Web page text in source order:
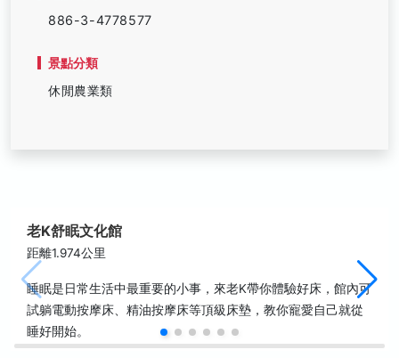
886-3-4778577
景點分類
休閒農業類
老K舒眠文化館
距離1.974公里
睡眠是日常生活中最重要的小事，來老K帶你體驗好床，館內可
試躺電動按摩床、精油按摩床等頂級床墊，教你寵愛自己就從
睡好開始。